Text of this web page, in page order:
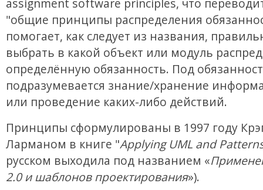
assignment software principles, что
"общие принципы распределения
помогает, как следует из названия,
выбрать в какой объект или модуль
определённую обязанность. Под
подразумевается знание/хранение
или проведение каких-либо действий.
Принципы сформулированы в 1997 году
Ларманом в книге "Applying UML and
русском выходила под названием «
2.0 и шаблонов проектирования»).